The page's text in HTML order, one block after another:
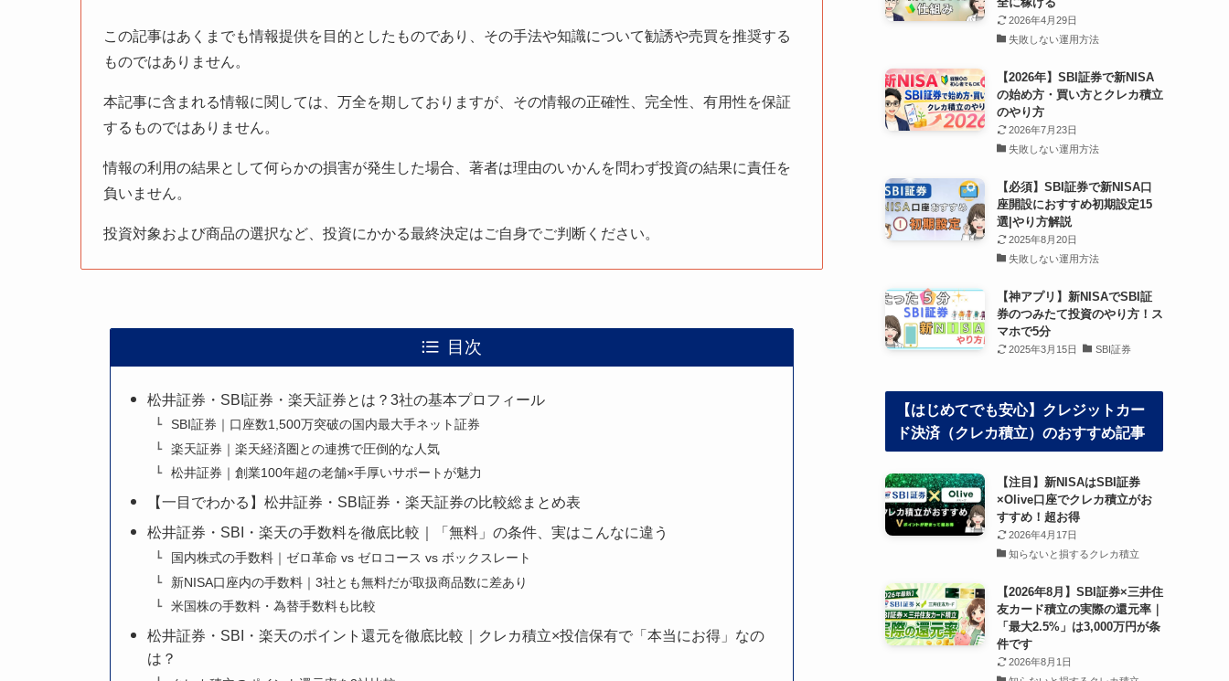
この記事はあくまでも情報提供を目的としたものであり、その手法や知識について勧誘や売買を推奨する
ものではありません。
本記事に含まれる情報に関しては、万全を期しておりますが、その情報の正確性、完全性、有用性を保証
するものではありません。
情報の利用の結果として何らかの損害が発生した場合、著者は理由のいかんを問わず投資の結果に責任を
負いません。
投資対象および商品の選択など、投資にかかる最終決定はご自身でご判断ください。
目次
松井証券・SBI証券・楽天証券とは？3社の基本プロフィール
SBI証券｜口座数1,500万突破の国内最大手ネット証券
楽天証券｜楽天経済圏との連携で圧倒的な人気
松井証券｜創業100年超の老舗×手厚いサポートが魅力
【一目でわかる】松井証券・SBI証券・楽天証券の比較総まとめ表
松井証券・SBI・楽天の手数料を徹底比較｜「無料」の条件、実はこんなに違う
国内株式の手数料｜ゼロ革命 vs ゼロコース vs ボックスレート
新NISA口座内の手数料｜3社とも無料だが取扱商品数に差あり
米国株の手数料・為替手数料も比較
松井証券・SBI・楽天のポイント還元を徹底比較｜クレカ積立×投信保有で「本当にお得」なの
は？
2026年4月29日
失敗しない運用方法
【2026年】SBI証券で新NISA
の始め方・買い方とクレカ積立
のやり方
2026年7月23日
失敗しない運用方法
【必須】SBI証券で新NISA口
座開設におすすめ初期設定15
選|やり方解説
2025年8月20日
失敗しない運用方法
【神アプリ】新NISAでSBI証
券のつみたて投資のやり方！ス
マホで5分
2025年3月15日 SBI証券
【はじめてでも安心】クレジットカー
ド決済（クレカ積立）のおすすめ記事
【注目】新NISAはSBI証券
×Olive口座でクレカ積立がお
すすめ！超お得
2026年4月17日
知らないと損するクレカ積立
【2026年8月】SBI証券×三井住
友カード積立の実際の還元率｜
「最大2.5%」は3,000万円が条
件です
2026年8月1日